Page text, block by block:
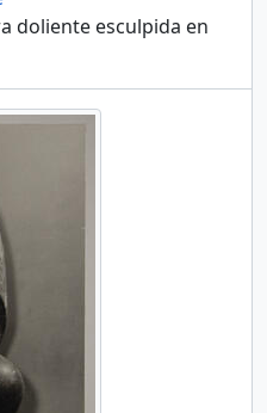
doliente esculpida en